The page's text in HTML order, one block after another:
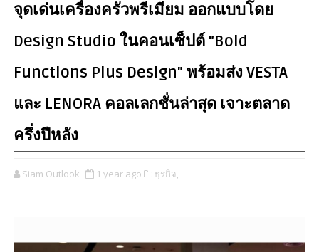
จุดเด่นเครื่องครัวพรีเมียม ออกแบบโดย
Design Studio ในคอนเซ็ปต์ "Bold
Functions Plus Design" พร้อมส่ง VESTA
และ LENORA คอลเลกชั่นล่าสุด เจาะตลาด
ครึ่งปีหลัง
Siam Outlook 1 year ago ธุรกิจ,